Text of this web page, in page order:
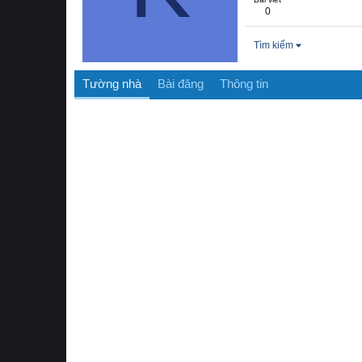
0
Tìm kiếm
Tường nhà Bài đăng Thông tin